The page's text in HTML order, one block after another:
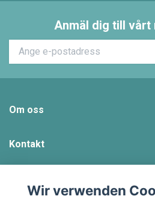
Anmäl dig till vårt
Om oss
Kontakt
Wir verwenden